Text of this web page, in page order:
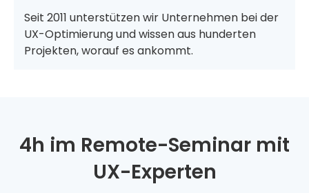
Seit 2011 unterstützen wir Unternehmen bei der
UX-Optimierung und wissen aus hunderten
Projekten, worauf es ankommt.
4h im Remote-Seminar mit
UX-Experten